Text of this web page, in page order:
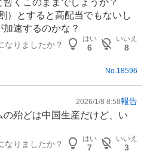
くこのままでしょうか？
）とすると高配当でもないし
速するのかな？
なりましたか？
はい
6
いいえ
8
No. 18596
2026/1/8 8:58報告
殆どは中国生産だけど、い
なりましたか？
はい
7
いいえ
3